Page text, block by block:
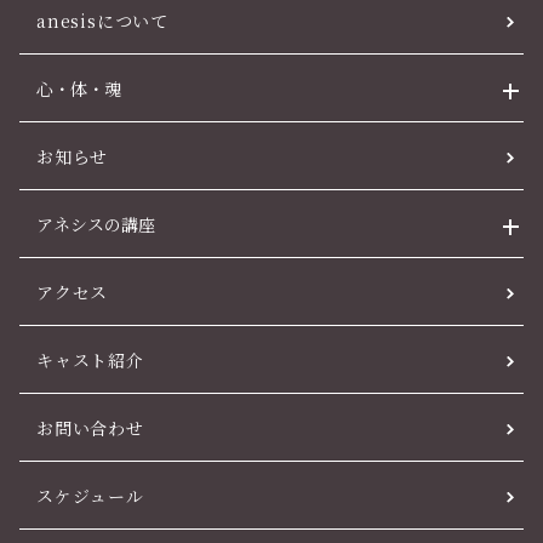
anesisについて
心・体・魂
お知らせ
アネシスの講座
アクセス
キャスト紹介
お問い合わせ
スケジュール